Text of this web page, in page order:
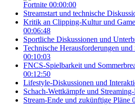
Fortnite 00:00:00
Streamstart und technische
Kritik an Clipping-Kultur und
00:06:48
Sportliche Diskussionen und
Technische Herausforderungen
00:10:03
FNCS-Spielbarkeit und
00:12:50
Lifestyle-Diskussionen und
Schach-Wettkämpfe und
Stream-Ende und zukünftige Pläne